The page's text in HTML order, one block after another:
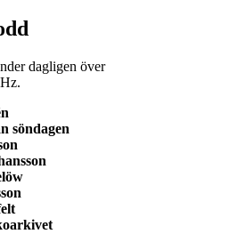
dagligen över
söndagen